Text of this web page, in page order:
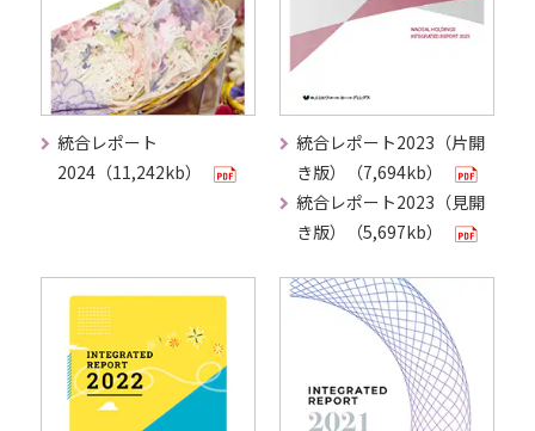
統合レポート
2024（11,242kb）
統合レポート2023（片開
き版）（7,694kb）
統合レポート2023（見開
き版）（5,697kb）